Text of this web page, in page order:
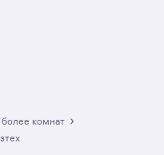
более комнат ›